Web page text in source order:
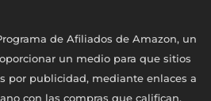
de Afiliados de Amazon, un
un medio para que sitios
por publicidad, mediante enlaces a
con las compras que califican.